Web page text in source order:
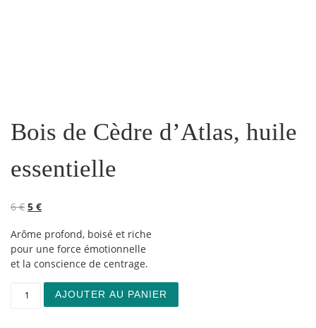
Bois de Cèdre d’Atlas, huile
essentielle
6€ Le prix initial était : 6 €.
5 €Le prix actuel est : 5 €.
Arôme profond, boisé et riche
pour une force émotionnelle
et la conscience de centrage.
quantité de Bois de Cèdre d'Atlas, huile essentielle
AJOUTER AU PANIER